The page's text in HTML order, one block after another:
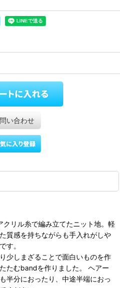
い合わせ
リル糸で編み立てたニット地。軽
質感を持ちながらも手入れがしや
す。
少しまざることで面白いものを作
たむbandを作りました。 ヘアー
半分におったり、中途半端におっ